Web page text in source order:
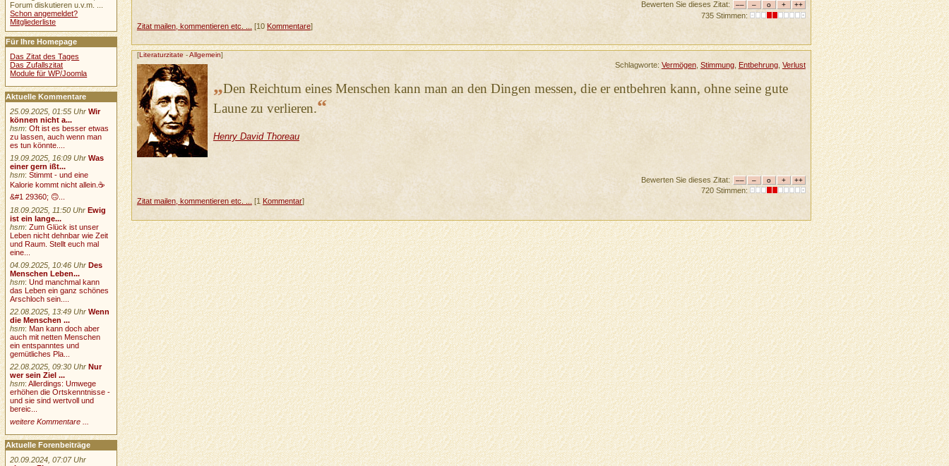
Bewerten Sie dieses Zitat:
735 Stimmen:
Zitat mailen, kommentieren etc. ...
[10 Kommentare]
[Literaturzitate -Allgemein]
Schlagworte: Vermögen, Stimmung, Entbehrung, Verlust
„Den Reichtum eines Menschen kann man an den Dingen messen, die er entbehren kann, ohne seine gute
Laune zu verlieren.“
Henry David Thoreau
Bewerten Sie dieses Zitat:
720 Stimmen:
Zitat mailen, kommentieren etc. ...
[1 Kommentar]
Forum diskutieren u.v.m. ...
Schon angemeldet?
Mitgliederliste
Für Ihre Homepage
Das Zitat des Tages
Das Zufallszitat
Module für WP/Joomla
Aktuelle Kommentare
25.09.2025, 01:55 Uhr Wir
können nicht a...
hsm:Oft ist es besser etwas
zu lassen, auch wenn man
es tun könnte....
19.09.2025, 16:09 Uhr Was
einer gern ißt...
hsm:Stimmt - und eine
Kalorie kommt nicht allein.☕
&#1 29360; 🙃...
18.09.2025, 11:50 Uhr Ewig
ist ein lange...
hsm:Zum Glück ist unser
Leben nicht dehnbar wie Zeit
und Raum. Stellt euch mal
eine...
04.09.2025, 10:46 Uhr Des
Menschen Leben...
hsm:Und manchmal kann
das Leben ein ganz schönes
Arschloch sein....
22.08.2025, 13:49 Uhr Wenn
die Menschen ...
hsm:Man kann doch aber
auch mit netten Menschen
ein entspanntes und
gemütliches Pla...
22.08.2025, 09:30 Uhr Nur
wer sein Ziel ...
hsm:Allerdings: Umwege
erhöhen die Ortskenntnisse -
und sie sind wertvoll und
bereic...
weitere Kommentare ...
Aktuelle Forenbeiträge
20.09.2024, 07:07 Uhr